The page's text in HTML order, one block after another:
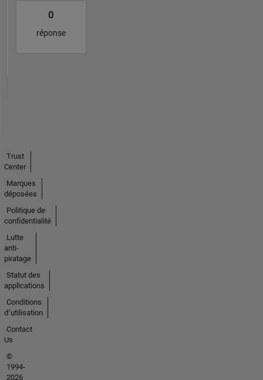
0
réponse
Trust
Center
Marques
déposées
Politique de
confidentialité
Lutte
anti-
piratage
Statut des
applications
Conditions
d՚utilisation
Contact
Us
©
1994-
2026